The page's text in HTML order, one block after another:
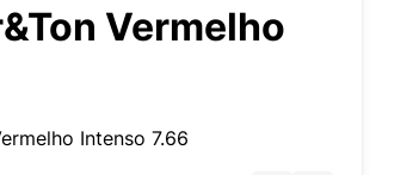
Vermelho
Intenso 7.66